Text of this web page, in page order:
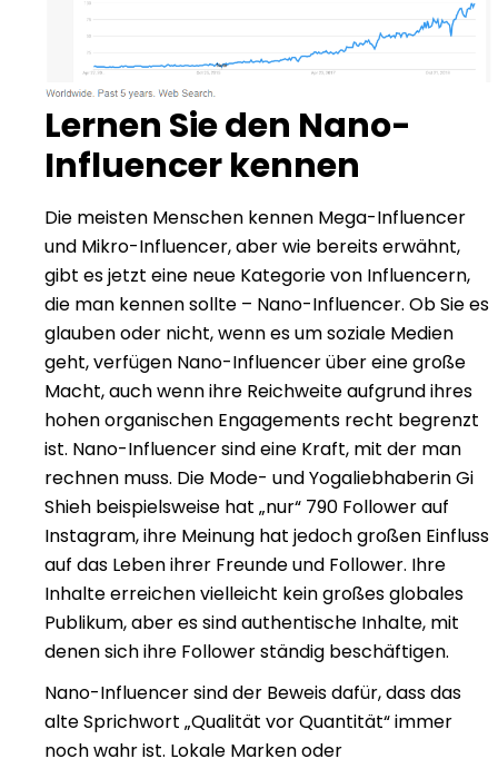
Lernen Sie den Nano-
Influencer kennen
Die meisten Menschen kennen Mega-Influencer
und Mikro-Influencer, aber wie bereits erwähnt,
gibt es jetzt eine neue Kategorie von Influencern,
die man kennen sollte – Nano-Influencer. Ob Sie es
glauben oder nicht, wenn es um soziale Medien
geht, verfügen Nano-Influencer über eine große
Macht, auch wenn ihre Reichweite aufgrund ihres
hohen organischen Engagements recht begrenzt
ist. Nano-Influencer sind eine Kraft, mit der man
rechnen muss. Die Mode- und Yogaliebhaberin Gi
Shieh beispielsweise hat „nur“ 790 Follower auf
Instagram, ihre Meinung hat jedoch großen Einfluss
auf das Leben ihrer Freunde und Follower. Ihre
Inhalte erreichen vielleicht kein großes globales
Publikum, aber es sind authentische Inhalte, mit
denen sich ihre Follower ständig beschäftigen.
Nano-Influencer sind der Beweis dafür, dass das
alte Sprichwort „Qualität vor Quantität“ immer
noch wahr ist. Lokale Marken oder